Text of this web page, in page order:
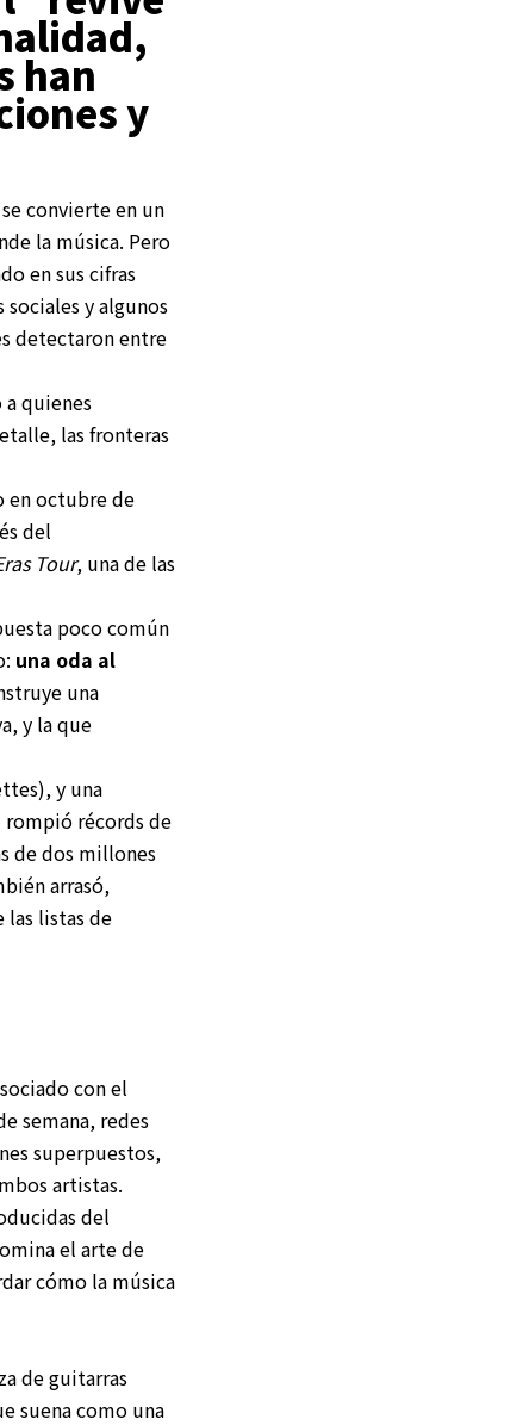
han
y
convierte en un
la música. Pero
en sus cifras
y algunos
detectaron entre
quienes
las fronteras
en octubre de
del
Tour, una de las
poco común
una oda al
una
y la que
y una
rompió récords de
de dos millones
arrasó,
las listas de
con el
semana, redes
superpuestos,
artistas.
del
el arte de
cómo la música
de guitarras
suena como una